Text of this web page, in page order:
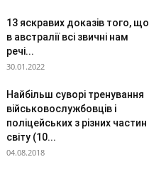
13 яскравих доказів того, що
в австралії всі звичні нам
речі...
30.01.2022
Найбільш суворі тренування
військовослужбовців і
поліцейських з різних частин
світу (10...
04.08.2018